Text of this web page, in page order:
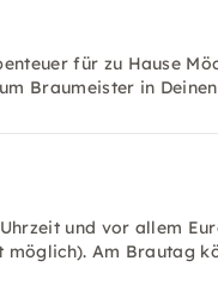
für zu Hause
Braumeister in
und vor allem
möglich). Am Brautag